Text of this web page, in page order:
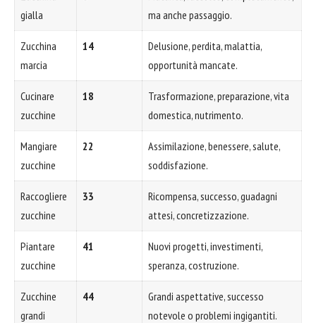
gialla
ma anche passaggio.
Zucchina
marcia
14
Delusione, perdita, malattia,
opportunità mancate.
Cucinare
zucchine
18
Trasformazione, preparazione, vita
domestica, nutrimento.
Mangiare
zucchine
22
Assimilazione, benessere, salute,
soddisfazione.
Raccogliere
zucchine
33
Ricompensa, successo, guadagni
attesi, concretizzazione.
Piantare
zucchine
41
Nuovi progetti, investimenti,
speranza, costruzione.
Zucchine
grandi
44
Grandi aspettative, successo
notevole o problemi ingigantiti.